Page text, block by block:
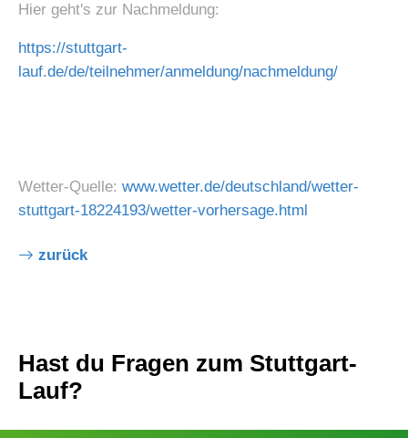
Hier geht's zur Nachmeldung:
https://stuttgart-
lauf.de/de/teilnehmer/anmeldung/nachmeldung/
Wetter-Quelle: www.wetter.de/deutschland/wetter-
stuttgart-18224193/wetter-vorhersage.html
zurück
Hast du Fragen zum Stuttgart-
Lauf?